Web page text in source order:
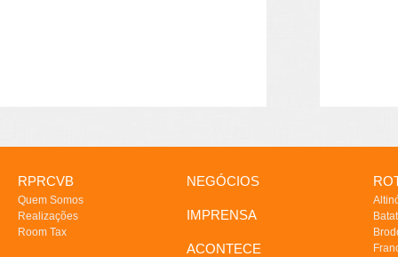
RPRCVB
Quem Somos
Realizações
Room Tax
NEGÓCIOS
IMPRENSA
ACONTECE